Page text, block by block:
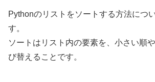
Pythonのリストをソートする方法につ
す。
ソートはリスト内の要素を、小さい順
び替えることです。